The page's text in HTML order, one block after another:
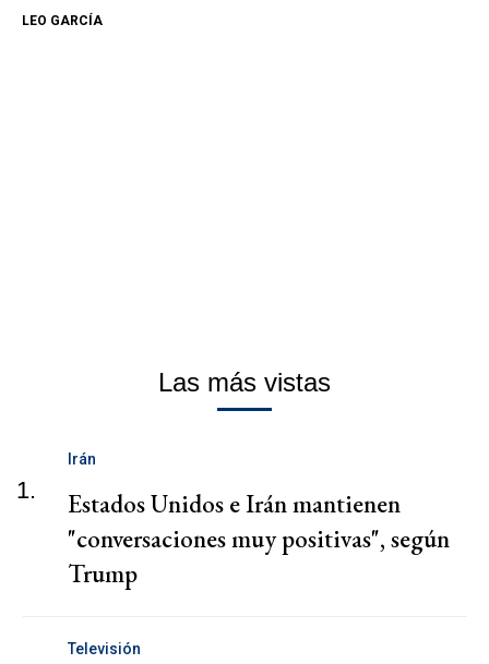
LEO GARCÍA
Las más vistas
1.
Irán
Estados Unidos e Irán mantienen
"conversaciones muy positivas", según
Trump
Televisión